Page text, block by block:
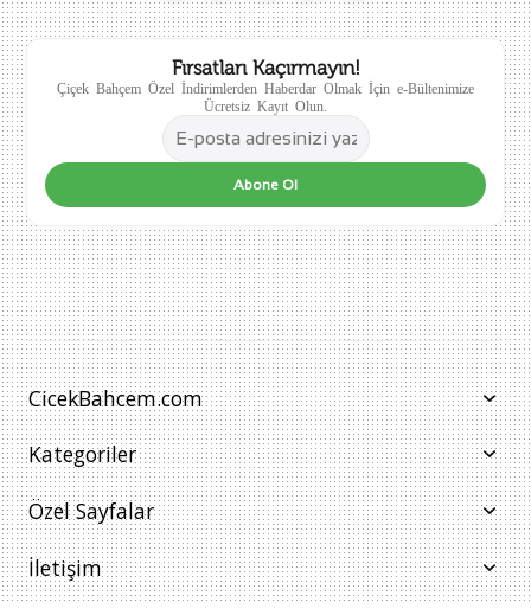
Fırsatları Kaçırmayın!
Çiçek Bahçem Özel İndirimlerden Haberdar Olmak İçin e-Bültenimize
Ücretsiz Kayıt Olun.
Abone Ol
CicekBahcem.com
Kategoriler
Özel Sayfalar
İletişim